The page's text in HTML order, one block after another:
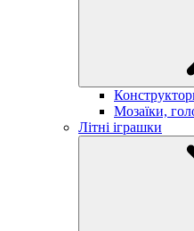
Мозаїки,
Літні іграшки